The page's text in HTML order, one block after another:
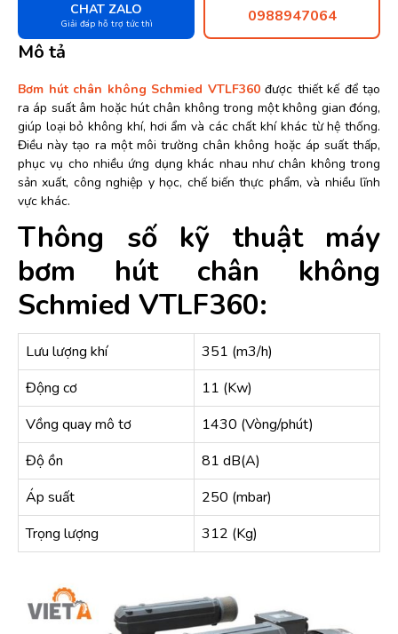
CHAT ZALO
Giải đáp hỗ trợ tức thì 0988947064
Mô tả
Bơm hút chân không Schmied VTLF360được thiết kế để tạo
ra áp suất âm hoặc hút chân không trong một không gian đóng,
giúp loại bỏ không khí, hơi ẩm và các chất khí khác từ hệ thống.
Điều này tạo ra một môi trường chân không hoặc áp suất thấp,
phục vụ cho nhiều ứng dụng khác nhau như chân không trong
sản xuất, công nghiệp y học, chế biến thực phẩm, và nhiều lĩnh
vực khác.
Thông số kỹ thuật máy
bơm hút chân không
Schmied VTLF360:
Lưu lượng khí
351 (m3/h)
Động cơ
11 (Kw)
Vồng quay mô tơ
1430 (Vòng/phút)
Độ ồn
81 dB(A)
Áp suất
250 (mbar)
Trọng lượng
312 (Kg)